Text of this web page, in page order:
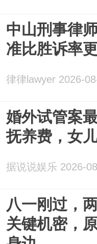
中山刑事律
准比胜诉率
律律lawyer 2026-
婚外试管案
抚养费，女
据说说娱乐 2026-
八一刚过，
关键机密，